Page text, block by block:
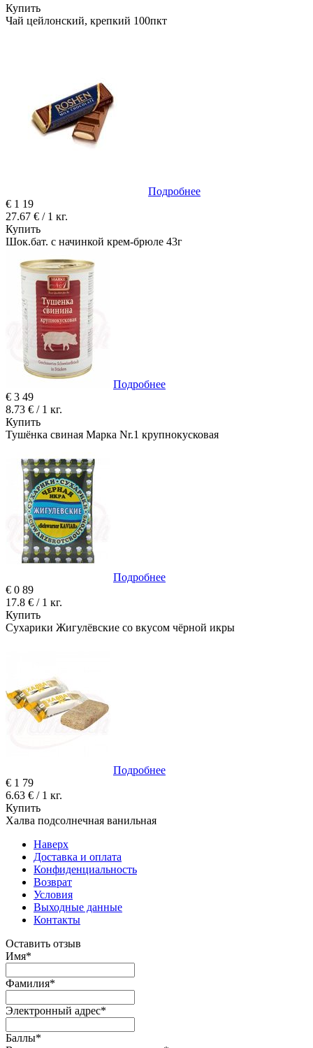
Купить
Чай цейлонский, крепкий 100пкт
Подробнее
€ 1 19
27.67 € / 1 кг.
Купить
Шок.бат. с начинкой крем-брюле 43г
Подробнее
€ 3 49
8.73 € / 1 кг.
Купить
Тушёнка свиная Марка Nr.1 крупнокусковая
Подробнее
€ 0 89
17.8 € / 1 кг.
Купить
Сухарики Жигулёвские со вкусом чёрной икры
Подробнее
€ 1 79
6.63 € / 1 кг.
Купить
Халва подсолнечная ванильная
Наверх
Доставка и оплата
Конфиденциальность
Возврат
Условия
Выходные данные
Контакты
Оставить отзыв
Имя*
Фамилия*
Электронный адрес*
Баллы*